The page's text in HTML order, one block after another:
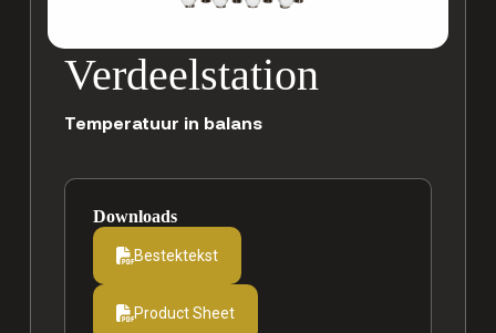
Verdeelstation
Temperatuur in balans
Downloads
Bestektekst
Product Sheet